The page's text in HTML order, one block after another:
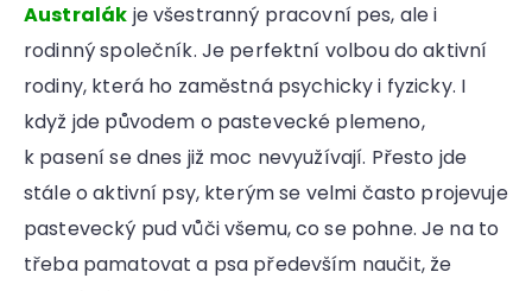
Australák je všestranný pracovní pes, ale i
rodinný společník. Je perfektní volbou do aktivní
rodiny, která ho zaměstná psychicky i fyzicky. I
když jde původem o pastevecké plemeno,
k pasení se dnes již moc nevyužívají. Přesto jde
stále o aktivní psy, kterým se velmi často projevuje
pastevecký pud vůči všemu, co se pohne. Je na to
třeba pamatovat a psa především naučit, že